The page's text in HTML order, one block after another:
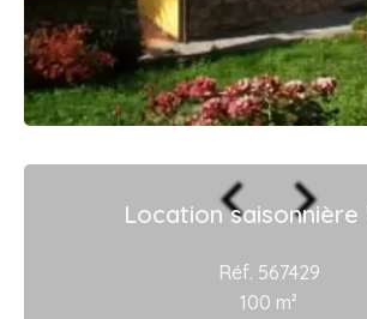
Location saisonnière
Réf. 567429
100 m²